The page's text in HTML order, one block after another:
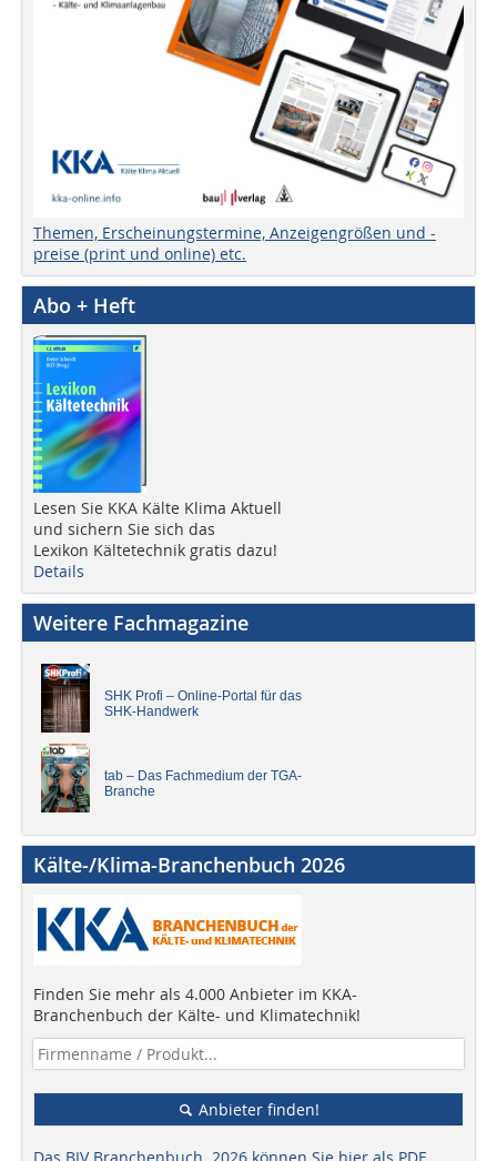
Themen, Erscheinungstermine, Anzeigengrößen und -
preise (print und online) etc.
Abo + Heft
Lesen Sie KKA Kälte Klima Aktuell
und sichern Sie sich das
Lexikon Kältetechnik gratis dazu!
Details
Weitere Fachmagazine
SHK Profi – Online-Portal für das
SHK-Handwerk
tab – Das Fachmedium der TGA-
Branche
Kälte-/Klima-Branchenbuch 2026
Finden Sie mehr als 4.000 Anbieter im KKA-
Branchenbuch der Kälte- und Klimatechnik!
Anbieter finden!